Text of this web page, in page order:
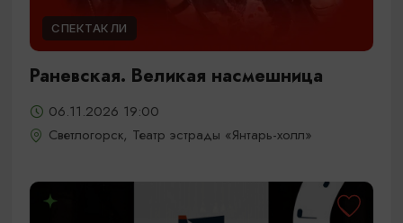
СПЕКТАКЛИ
Раневская. Великая насмешница
06.11.2026 19:00
Светлогорск, Театр эстрады «Янтарь-холл»